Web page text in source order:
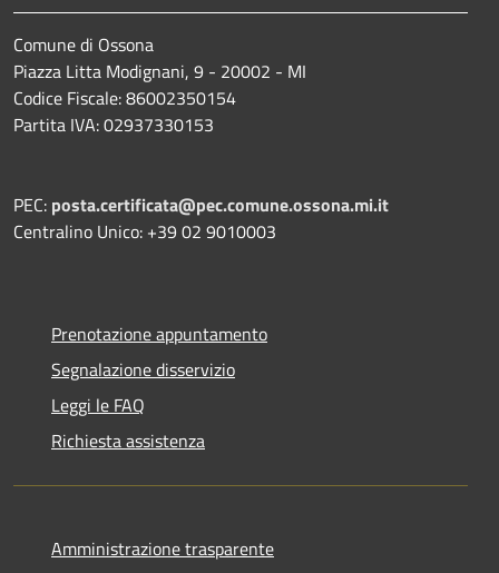
Comune di Ossona
Piazza Litta Modignani, 9 - 20002 - MI
Codice Fiscale: 86002350154
Partita IVA: 02937330153
PEC: posta.certificata@pec.comune.ossona.mi.it
Centralino Unico: +39 02 9010003
Prenotazione appuntamento
Segnalazione disservizio
Leggi le FAQ
Richiesta assistenza
Amministrazione trasparente